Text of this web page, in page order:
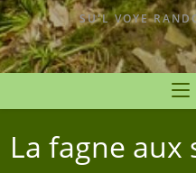
SU'L VOYE
La fagne aux